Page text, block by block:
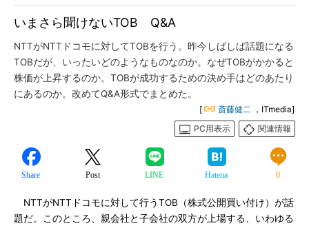
いまさら聞けないTOB Q&A
NTTがNTTドコモに対してTOBを行う。昨今しばしば話題になる
TOBだが、いったいどのようなものなのか。なぜTOBがかかると
株価が上昇するのか。TOBが成功するための決め手はどのあたり
にあるのか。改めてQ&A形式でまとめた。
[ 斎藤健二 ，ITmedia]
PC用表示
関連情報
Share Post LINE Hatena 0
NTTがNTTドコモに対して行うTOB（株式公開買い付け）が話
題だ。このところ、親会社と子会社の双方が上場する、いわゆる